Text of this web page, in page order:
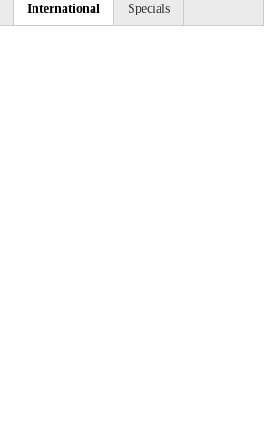
International Specials